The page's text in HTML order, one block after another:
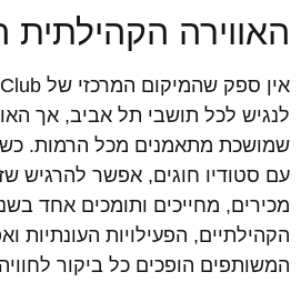
האווירה הקהילתית
לנגיש לכל תושבי תל אביב, אך
שמושכת מתאמנים מכל הרמות.
עם סטודיו חוגים, אפשר להרגיש
מכירים, מחייכים ותומכים אחד
הקהילתיים, הפעילויות העונתיות
המשותפים הופכים כל ביקור